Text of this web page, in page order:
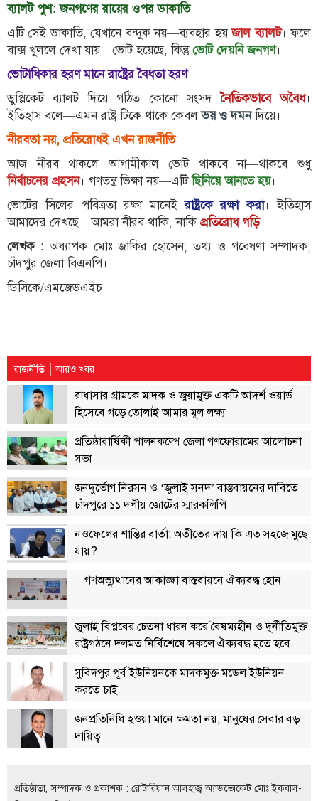
ভিডিও
আর্কাইভ
পুরানো
আর্কাইভ
ব্যালট পুশ: জনগণের রায়ের ওপর ডাকাতি
এটি সেই ডাকাতি, যেখানে বন্দুক নয়—ব্যবহার হয়জাল ব্যালট। ফলে
বাক্স খুললে দেখা যায়—ভোট হয়েছে, কিন্তুভোট দেয়নি জনগণ।
ভোটাধিকার হরণ মানে রাষ্ট্রের বৈধতা হরণ
ডুপ্লিকেট ব্যালট দিয়ে গঠিত কোনো সংসদনৈতিকভাবে অবৈধ।
ইতিহাস বলে—এমন রাষ্ট্র টিকে থাকে কেবলভয় ও দমনদিয়ে।
নীরবতা নয়, প্রতিরোধই এখন রাজনীতি
আজ নীরব থাকলে আগামীকাল ভোট থাকবে না—থাকবে শুধু
নির্বাচনের প্রহসন। গণতন্ত্র ভিক্ষা নয়—এটিছিনিয়ে আনতে হয়।
ভোটের সিলের পবিত্রতা রক্ষা মানেইরাষ্ট্রকে রক্ষা করা। ইতিহাস
আমাদের দেখছে—আমরা নীরব থাকি, নাকি প্রতিরোধ গড়ি।
লেখক : অধ্যাপক মোঃ জাকির হোসেন, তথ্য ও গবেষণা সম্পাদক,
চাঁদপুর জেলা বিএনপি।
ডিসিকে/এমজেডএইচ
রাজনীতি | আরও খবর
রাধাসার গ্রামকে মাদক ও জুয়ামুক্ত একটি আদর্শ ওয়ার্ড
হিসেবে গড়ে তোলাই আমার মূল লক্ষ্য
প্রতিষ্ঠাবার্ষিকী পালনকল্পে জেলা গণফোরামের আলোচনা
সভা
জনদুর্ভোগ নিরসন ও ‘জুলাই সনদ’ বাস্তবায়নের দাবিতে
চাঁদপুরে ১১ দলীয় জোটের স্মারকলিপি
নওফেলের শান্তির বার্তা: অতীতের দায় কি এত সহজে মুছে
যায়?
গণঅভ্যুত্থানের আকাঙ্ক্ষা বাস্তবায়নে ঐক্যবদ্ধ হোন
জুলাই বিপ্লবের চেতনা ধারন করে বৈষম্যহীন ও দুর্নীতিমুক্ত
রাষ্ট্রগঠনে দলমত নির্বিশেষে সকলে ঐক্যবদ্ধ হতে হবে
সুবিদপুর পূর্ব ইউনিয়নকে মাদকমুক্ত মডেল ইউনিয়ন
করতে চাই
জনপ্রতিনিধি হওয়া মানে ক্ষমতা নয়, মানুষের সেবার বড়
দায়িত্ব
প্রতিষ্ঠাতা, সম্পাদক ও প্রকাশক : রোটারিয়ান আলহাজ্ব অ্যাডভোকেট মোঃ ইকবাল-